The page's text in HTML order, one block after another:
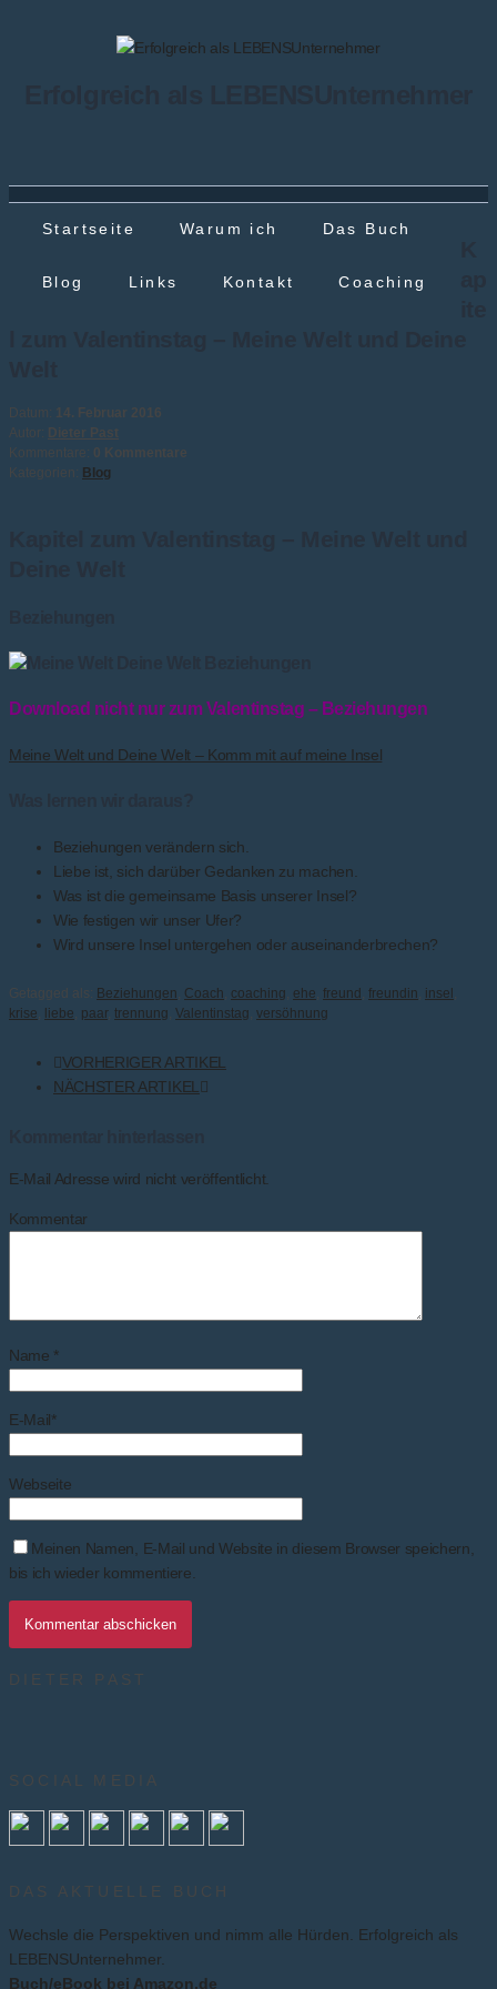
Startseite Warum ich Das Buch
Blog Links Kontakt Coaching
Datum: 14. Februar 2016
Autor: Dieter Past
Kommentare: 0 Kommentare
Kategorien: Blog
Download nicht nur zum Valentinstag – Beziehungen
Meine Welt und Deine Welt – Komm mit auf meine Insel
Beziehungen verändern sich.
Liebe ist, sich darüber Gedanken zu machen.
Was ist die gemeinsame Basis unserer Insel?
Wie festigen wir unser Ufer?
Wird unsere Insel untergehen oder auseinanderbrechen?
Getagged als: Beziehungen, Coach, coaching, ehe, freund , freundin, insel ,
krise, liebe, paar, trennung, Valentinstag, versöhnung
VORHERIGER ARTIKEL
NÄCHSTER ARTIKEL
E-Mail Adresse wird nicht veröffentlicht.
Kommentar
Name *
E-Mail*
Webseite
Meinen Namen, E-Mail und Website in diesem Browser speichern,
bis ich wieder kommentiere.
DIETER PAST
SOCIAL MEDIA
DAS AKTUELLE BUCH
Wechsle die Perspektiven und nimm alle Hürden. Erfolgreich als
LEBENSUnternehmer.
Buch/eBook bei Amazon.de